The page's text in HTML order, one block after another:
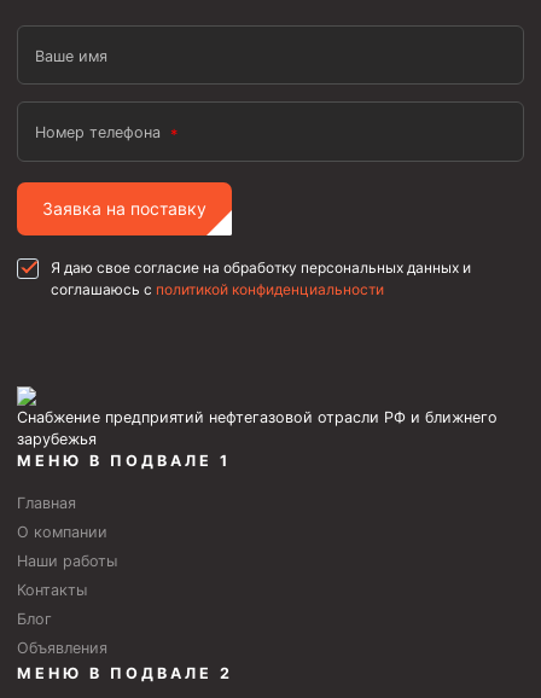
Ваше имя
Номер телефона
Заявка на поставку
Я даю свое согласие на обработку персональных данных и
соглашаюсь с политикой конфиденциальности
Снабжение предприятий нефтегазовой отрасли РФ и ближнего
зарубежья
МЕНЮ В ПОДВАЛЕ 1
Главная
О компании
Наши работы
Контакты
Блог
Объявления
МЕНЮ В ПОДВАЛЕ 2